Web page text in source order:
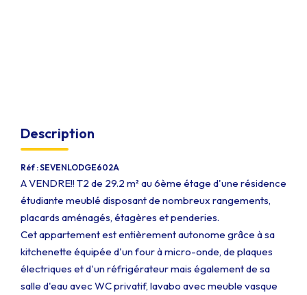
Description
Réf : SEVENLODGE602A
A VENDRE!! T2 de 29.2 m² au 6ème étage d'une résidence
étudiante meublé disposant de nombreux rangements,
placards aménagés, étagères et penderies.
Cet appartement est entièrement autonome grâce à sa
kitchenette équipée d'un four à micro-onde, de plaques
électriques et d'un réfrigérateur mais également de sa
salle d'eau avec WC privatif, lavabo avec meuble vasque